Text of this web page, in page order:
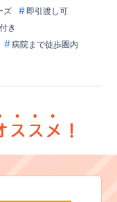
ズ
即引渡し可
き
病院まで徒歩圏内